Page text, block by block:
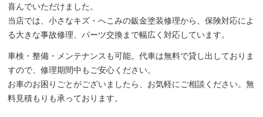
喜んでいただけました。
当店では、小さなキズ・へこみの鈑金塗装修理から、保険対応によ
る大きな事故修理、パーツ交換まで幅広く対応しています。
車検・整備・メンテナンスも可能。代車は無料で貸し出しておりま
すので、修理期間中もご安心ください。
お車のお困りごとがございましたら、お気軽にご相談ください。無
料見積もりも承っております。